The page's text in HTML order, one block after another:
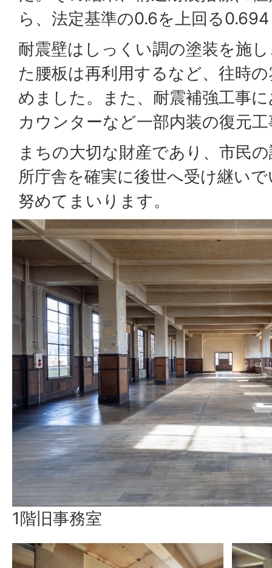
ら、法定基準の0.6を上回る
耐震壁はしっくい調の塗装を施
た腰板は再利用するなど、往時
めました。また、耐震補強工事
カウンターなど一部内装の復元
まちの大切な財産であり、市民
所庁舎を確実に後世へ受け継い
努めてまいります。
1階旧事務室